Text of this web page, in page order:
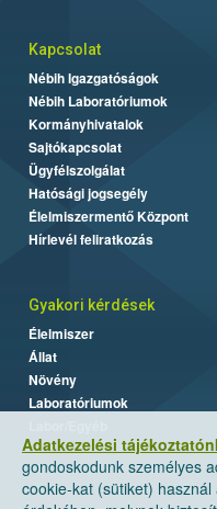
Adatkezelési
gondoskodunk személyes
cookie-kat (sütiket)
Kapcsolat
Nébih Igazgatóságok
Nébih Laboratóriumok
Kormányhivatalok
Sajtókapcsolat
Ügyfélszolgálat
Hatósági jogsegély
Élelmiszermentő Központ
Hírlevél feliratkozás
Gyakori kérdések
Élelmiszer
Állat
Növény
Laboratóriumok